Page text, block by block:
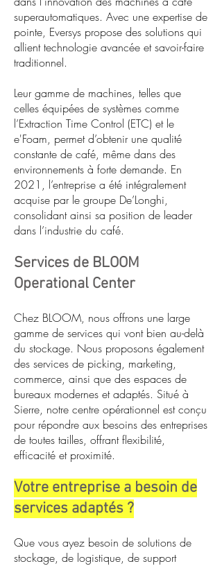
superautomatiques. Avec une expertise de
pointe, Eversys propose des solutions qui
allient technologie avancée et savoir-faire
traditionnel.
Leur gamme de machines, telles que
celles équipées de systèmes comme
l’Extraction Time Control (ETC) et le
e'Foam, permet d’obtenir une qualité
constante de café, même dans des
environnements à forte demande. En
2021, l’entreprise a été intégralement
acquise par le groupe De’Longhi,
consolidant ainsi sa position de leader
dans l’industrie du café.
Services de BLOOM
Operational Center
Chez BLOOM, nous offrons une large
gamme de services qui vont bien au-delà
du stockage. Nous proposons également
des services de picking, marketing,
commerce, ainsi que des espaces de
bureaux modernes et adaptés. Situé à
Sierre, notre centre opérationnel est conçu
pour répondre aux besoins des entreprises
de toutes tailles, offrant flexibilité,
efficacité et proximité.
Votre entreprise a besoin de
services adaptés ?
Que vous ayez besoin de solutions de
stockage, de logistique, de support